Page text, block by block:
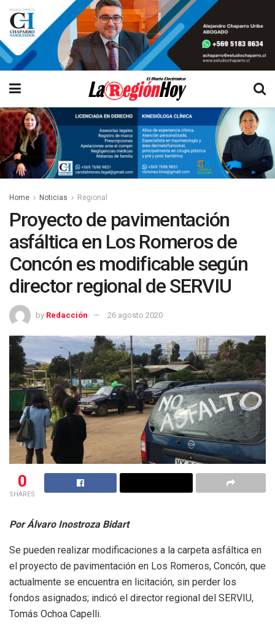
Home Noticias Regional
Proyecto de pavimentación
asfáltica en Los Romeros de
Concón es modificable según
director regional de SERVIU
by Redacción 26 agosto 2020
0
SHARES
Por Álvaro Inostroza Bidart
Se pueden realizar modificaciones a la carpeta asfáltica en
el proyecto de pavimentación en Los Romeros, Concón, que
actualmente se encuentra en licitación, sin perder los
fondos asignados; indicó el director regional del SERVIU,
Tomás Ochoa Capelli.